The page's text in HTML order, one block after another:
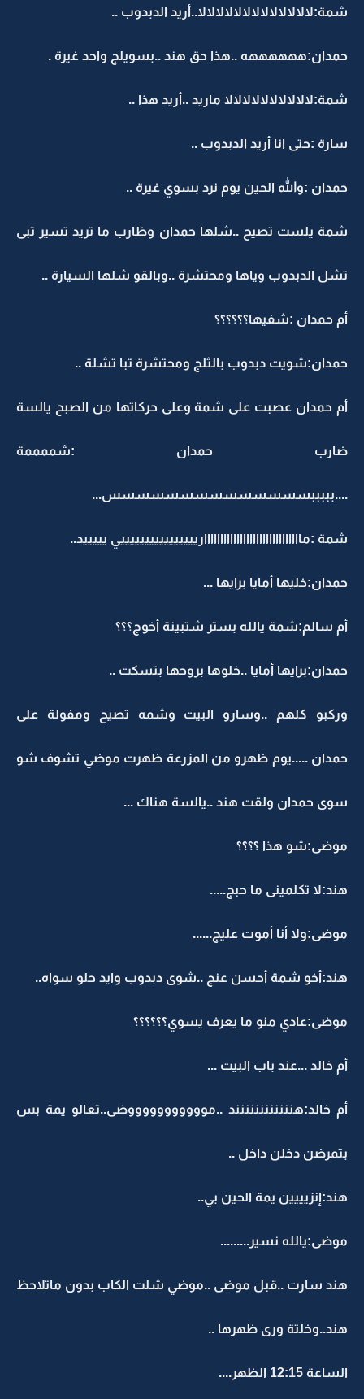
شمة:لالالالالالالالالالالالالا..أريد الدبدوب ..
حمدان:ههههههه ..هذا حق هند ..بسويلج واحد غيرة .
شمة:لالالالالالالالالالا ماريد ..أريد هذا ..
سارة :حتى انا أريد الدبدوب ..
حمدان :والله الحين يوم نرد بسوي غيرة ..
شمة يلست تصيح ..شلها حمدان وظارب ما تريد تسير تبى
تشل الدبدوب وياها ومحتشرة ..وبالقو شلها السيارة ..
أم حمدان :شفيها؟؟؟؟؟؟
حمدان:شويت دبدوب بالثلج ومحتشرة تبا تشلة ..
أم حمدان عصبت على شمة وعلى حركاتها من الصبح يالسة
ضارب حمدان :شممممة
....بببببسسسسسسسسسسسسسس...
شمة :ماااااااااااااااااااااااااااااارييييييييييييييييي يييييد..
حمدان:خليها أمايا برايها ...
أم سالم:شمة يالله بستر شتبينة أخوج؟؟؟
حمدان:برايها أمايا ..خلوها بروحها بتسكت ..
وركبو كلهم ..وسارو البيت وشمه تصيح ومفولة على
حمدان .....يوم ظهرو من المزرعة ظهرت موضي تشوف شو
سوى حمدان ولقت هند ..يالسة هناك ...
موضى:شو هذا ؟؟؟؟
هند:لا تكلمينى ما حبج.....
موضى:ولا أنا أموت عليج......
هند:أخو شمة أحسن عنج ..شوى دبدوب وايد حلو سواه..
موضى:عادي منو ما يعرف يسوي؟؟؟؟؟؟
أم خالد ...عند باب البيت ...
أم خالد:هنننننننننننند ..موووووووووووضى..تعالو يمة بس
بتمرضن دخلن داخل ..
هند:إنزيييين يمة الحين بي..
موضى:يالله نسير.........
هند سارت ..قبل موضى ..موضي شلت الكاب بدون ماتلاحظ
هند..وخلتة ورى ظهرها ..
الساعة 12:15 الظهر....